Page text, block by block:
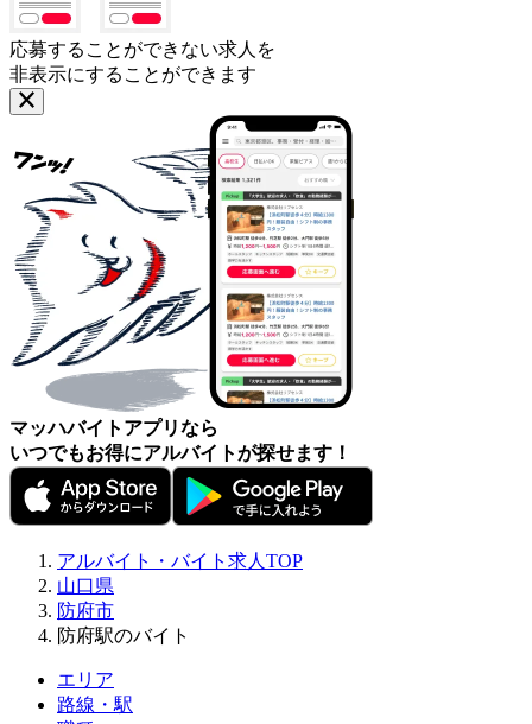
応募することができない求人を
非表示にすることができます
マッハバイトアプリなら
いつでもお得にアルバイトが探せます！
アルバイト・バイト求人TOP
山口県
防府市
防府駅のバイト
エリア
路線・駅